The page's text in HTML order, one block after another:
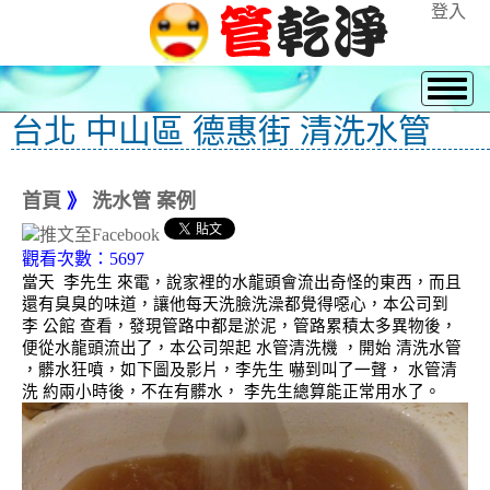
登入
台北 中山區 德惠街 清洗水管
首頁 》 洗水管 案例
觀看次數：5697
當天 李先生 來電，說家裡的水龍頭會流出奇怪的東西，而且
還有臭臭的味道，讓他每天洗臉洗澡都覺得噁心，本公司到
李 公館 查看，發現管路中都是淤泥，管路累積太多異物後，
便從水龍頭流出了，本公司架起 水管清洗機 ，開始 清洗水管
，髒水狂噴，如下圖及影片，李先生 嚇到叫了一聲， 水管清
洗 約兩小時後，不在有髒水， 李先生總算能正常用水了。